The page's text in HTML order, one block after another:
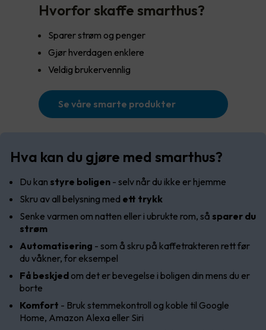
Hvorfor skaffe smarthus?
Sparer strøm og penger
Gjør hverdagen enklere
Veldig brukervennlig
Se våre smarte produkter
Hva kan du gjøre med smarthus?
Du kan styre boligen - selv når du ikke er hjemme
Skru av all belysning med ett trykk
Senke varmen om natten eller i ubrukte rom, så sparer du
strøm
Automatisering - som å skru på kaffetrakteren rett før
du våkner, for eksempel
Få beskjed om det er bevegelse i boligen din mens du er
borte
Komfort - Bruk stemmekontroll og koble til Google
Home, Amazon Alexa eller Siri